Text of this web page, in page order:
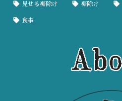
見せる裾除け 裾除け
食事